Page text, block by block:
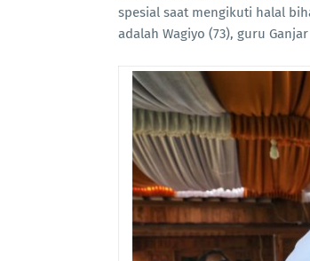
spesial saat mengikuti halal
adalah Wagiyo (73), guru